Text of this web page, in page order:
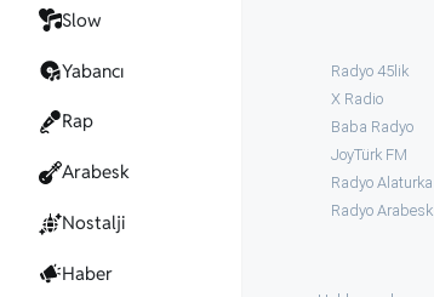
Slow
Yabancı
Rap
Arabesk
Nostalji
Haber
Radyo 45lik
X Radio
Baba Radyo
JoyTürk FM
Radyo Alaturka
Radyo Arabesk